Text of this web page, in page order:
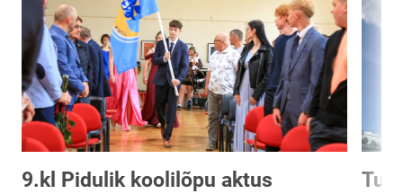
9.kl Pidulik koolilõpu aktus